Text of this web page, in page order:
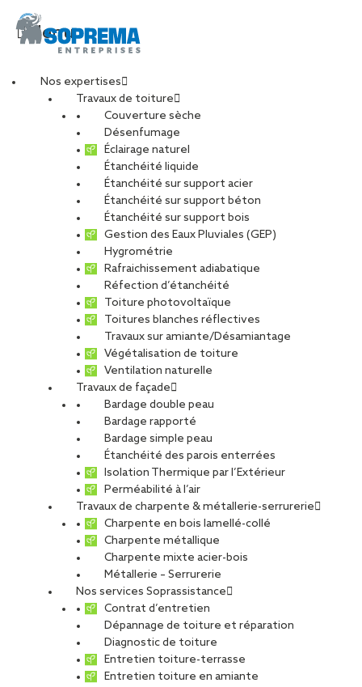
Menu
Nos expertises
Travaux de toiture
Couverture sèche
Désenfumage
Éclairage naturel
Étanchéité liquide
Étanchéité sur support acier
Étanchéité sur support béton
Étanchéité sur support bois
Gestion des Eaux Pluviales (GEP)
Hygrométrie
Rafraichissement adiabatique
Réfection d’étanchéité
Toiture photovoltaïque
Toitures blanches réflectives
Travaux sur amiante/Désamiantage
Végétalisation de toiture
Ventilation naturelle
Travaux de façade
Bardage double peau
Bardage rapporté
Bardage simple peau
Étanchéité des parois enterrées
Isolation Thermique par l’Extérieur
Perméabilité à l’air
Travaux de charpente & métallerie-serrurerie
Charpente en bois lamellé-collé
Charpente métallique
Charpente mixte acier-bois
Métallerie – Serrurerie
Nos services Soprassistance
Contrat d’entretien
Dépannage de toiture et réparation
Diagnostic de toiture
Entretien toiture-terrasse
Entretien toiture en amiante
1752579940029
PARTAGER